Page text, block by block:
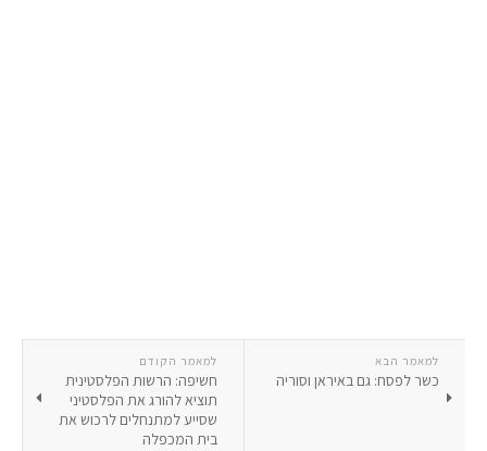
למאמר הקודם
חשיפה: הרשות הפלסטינית
תוציא להורג את הפלסטיני
שסייע למתנחלים לרכוש את
בית המכפלה
למאמר הבא
כשר לפסח: גם באיראן וסוריה